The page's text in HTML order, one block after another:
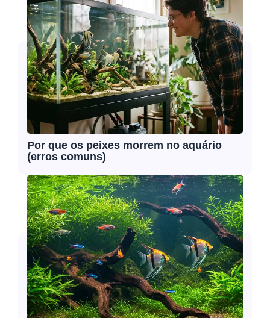
Por que os peixes morrem no aquário
(erros comuns)